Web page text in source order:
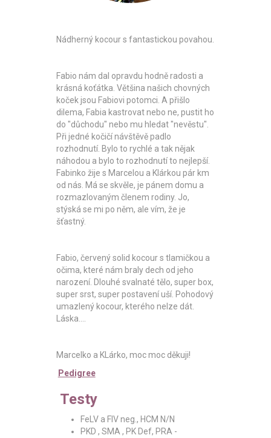
Nádherný kocour s fantastickou povahou.
Fabio nám dal opravdu hodně radosti a
krásná koťátka. Většina našich chovných
koček jsou Fabiovi potomci. A přišlo
dilema, Fabia kastrovat nebo ne, pustit ho
do "důchodu" nebo mu hledat "nevěstu".
Při jedné kočičí návštěvě padlo
rozhodnutí. Bylo to rychlé a tak nějak
náhodou a bylo to rozhodnutí to nejlepší.
Fabinko žije s Marcelou a Klárkou pár km
od nás. Má se skvěle, je pánem domu a
rozmazlovaným členem rodiny. Jo,
stýská se mi po něm, ale vím, že je
šťastný.
Fabio, červený solid kocour s tlamičkou a
očima, které nám braly dech od jeho
narození. Dlouhé svalnaté tělo, super box,
super srst, super postavení uší. Pohodový
umazlený kocour, kterého nelze dát.
Láska....
Marcelko a KLárko, moc moc děkuji!
Pedigree
Testy
FeLV a FIV neg., HCM N/N
PKD , SMA , PK Def, PRA -